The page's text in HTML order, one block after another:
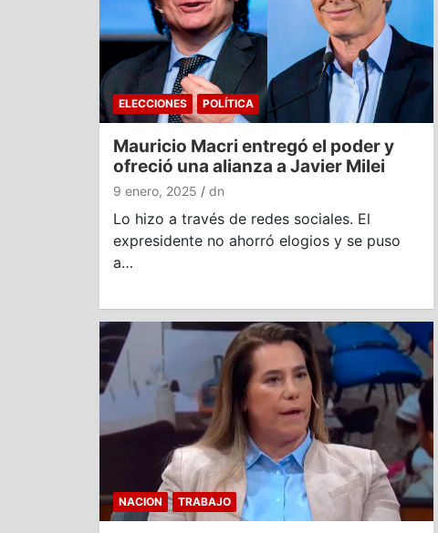
ELECCIONES POLÍTICA
Mauricio Macri entregó el poder y
ofreció una alianza a Javier Milei
9 enero, 2025 dn
Lo hizo a través de redes sociales. El
expresidente no ahorró elogios y se puso
a…
NACION TRABAJO